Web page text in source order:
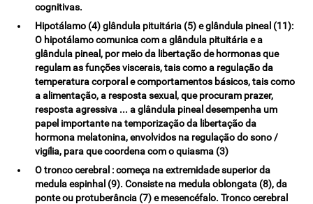
cognitivas.
Hipotálamo (4)glândula pituitária (5) e glândula pineal (11):
O hipotálamo comunica com a glândula pituitária e a
glândula pineal, por meio da libertação de hormonas que
regulam as funções viscerais, tais como a regulação da
temperatura corporal e comportamentos básicos, tais como
a alimentação, a resposta sexual, que procuram prazer,
resposta agressiva ... a glândula pineal desempenha um
papel importante na temporização da libertação da
hormona melatonina, envolvidos na regulação do sono /
vigília, para que coordena com o quiasma (3)
O tronco cerebral : começa na extremidade superior da
medula espinhal (9). Consiste na medula oblongata (8), da
ponte ou protuberância (7) e mesencéfalo. Tronco cerebral